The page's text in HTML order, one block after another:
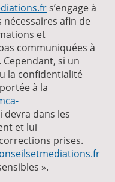
s’engage à
afin de
et
communiquées à
si un
la confidentialité
à la
devra dans les
et lui
prises.
».